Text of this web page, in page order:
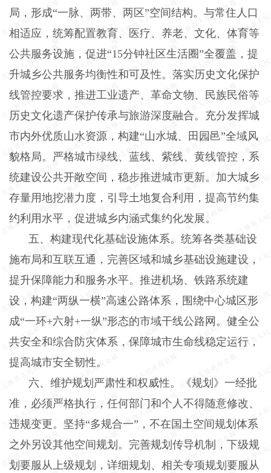
局，形成“一脉、两带、两区”空间结构。与常住人口
相适应，统筹配置教育、医疗、养老、文化、体育等
公共服务设施，促进“15分钟社区生活圈”全覆盖，提
升城乡公共服务均衡性和可及性。落实历史文化保护
线管控要求，推进工业遗产、革命文物、民族民俗等
历史文化遗产保护传承与旅游深度融合。充分发挥城
市内外优质山水资源，构建“山水城、田园邑”全域风
貌格局。严格城市绿线、蓝线、紫线、黄线管控，系
统建设公共开敞空间，稳步推进城市更新。加大城乡
存量用地挖潜力度，引导土地复合利用，提高节约集
约利用水平，促进城乡内涵式集约化发展。
五、构建现代化基础设施体系。统筹各类基础设
施布局和互联互通，完善区域和城乡基础设施建设，
提升保障能力和服务水平。推进机场、铁路系统建
设，构建“两纵一横”高速公路体系，围绕中心城区形
成“一环+六射+一纵”形态的市域干线公路网。健全公
共安全和综合防灾体系，保障城市生命线稳定运行，
提高城市安全韧性。
六、维护规划严肃性和权威性。《规划》一经批
准，必须严格执行，任何部门和个人不得随意修改、
违规变更。坚持“多规合一”，不在国土空间规划体系
之外另设其他空间规划。完善规划传导机制，下级规
划要服从上级规划，详细规划、相关专项规划要服从